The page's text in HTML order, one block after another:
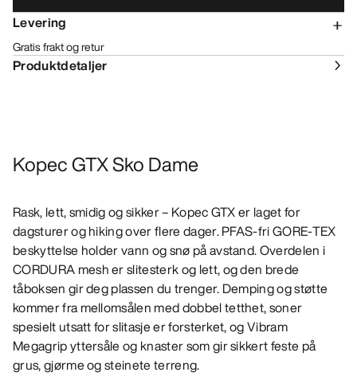
Levering
Gratis frakt og retur
Produktdetaljer
Kopec GTX Sko Dame
Rask, lett, smidig og sikker – Kopec GTX er laget for
dagsturer og hiking over flere dager. PFAS-fri GORE-TEX
beskyttelse holder vann og snø på avstand. Overdelen i
CORDURA mesh er slitesterk og lett, og den brede
tåboksen gir deg plassen du trenger. Demping og støtte
kommer fra mellomsålen med dobbel tetthet, soner
spesielt utsatt for slitasje er forsterket, og Vibram
Megagrip yttersåle og knaster som gir sikkert feste på
grus, gjørme og steinete terreng.